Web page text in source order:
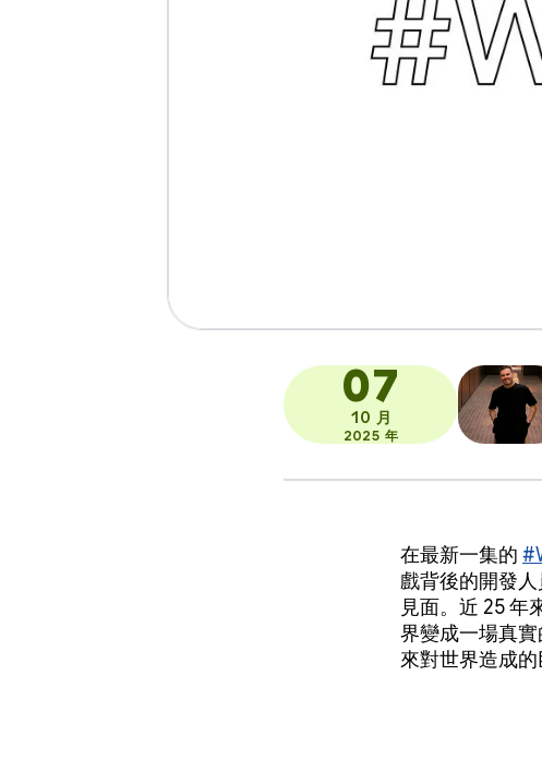
07
10 月
2025 年
在最新一集的
戲背後的開發
見面。近 25 年
界變成一場真
來對世界造成的